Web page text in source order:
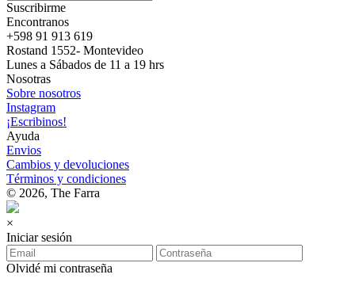
Suscribirme
Encontranos
+598 91 913 619
Rostand 1552- Montevideo
Lunes a Sábados de 11 a 19 hrs
Nosotras
Sobre nosotros
Instagram
¡Escribinos!
Ayuda
Envios
Cambios y devoluciones
Términos y condiciones
© 2026, The Farra
×
Iniciar sesión
Olvidé mi contraseña